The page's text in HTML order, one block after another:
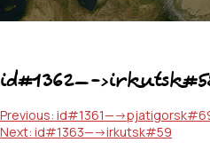
id#1362—-
Навигация
по
Previous: id#1361—-
Next: id#1363—->irkutsk#59